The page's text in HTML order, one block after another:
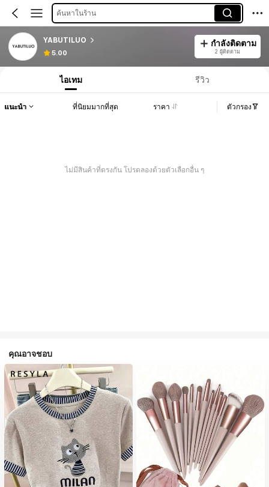
ค้นหาในร้าน
YABUTILUO
5.00
กำลังติดตาม
2 ผู้ติดตาม
ไอเทม รีวิว
แนะนำ ที่นิยมมากที่สุด ราคา ตัวกรอง
ไม่มีสินค้าที่ตรงกัน โปรดลองด้วยตัวเลือกอื่น ๆ
คุณอาจชอบ